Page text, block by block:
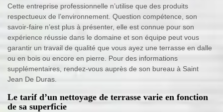
Cette entreprise professionnelle n’utilise que des produits
respectueux de l’environnement. Question compétence, son
savoir-faire n’est plus à présenter, elle est connue pour son
expérience réussie dans le domaine et son équipe peut vous
garantir un travail de qualité que vous ayez une terrasse en dalle
ou en bois ou encore en pierre. Pour des informations
supplémentaires, rendez-vous auprès de son bureau à Saint
Jean De Duras.
Le tarif d’un nettoyage de terrasse varie en fonction
de sa superficie